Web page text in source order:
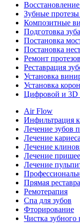
Зубные
Композитные
Подготовка
Постановка
Постановка
Ремонт протезов
Реставрация
Установка
Установка
Цифровой и 3D
Air Flow
Инфильтрация
Лечение зубов
Лечение кариеса
Лечение
Лечение
Лечение
Прямая
Ремотерапия
Спа для зубов
Фторирование
Чистка зубного